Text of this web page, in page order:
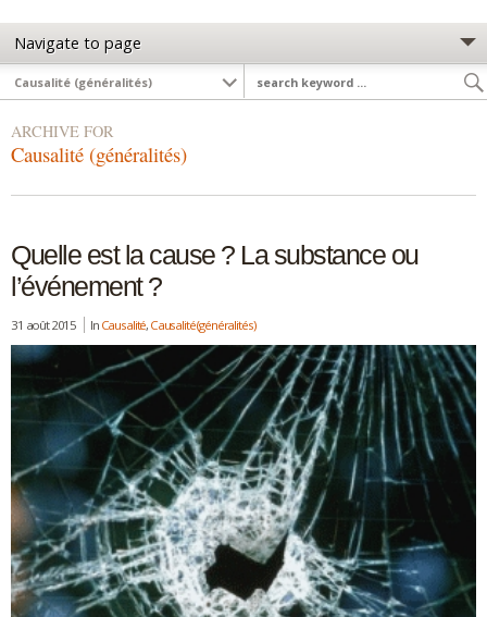
ARCHIVE FOR
Causalité (généralités)
Quelle est la cause ? La substance ou
l’événement ?
31 août 2015 In Causalité, Causalité (généralités)